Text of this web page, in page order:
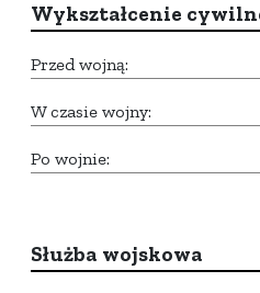
Wykształcenie
Przed wojną:
W czasie wojny:
Po wojnie:
Służba wojskowa